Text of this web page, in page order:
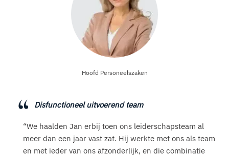
Hoofd Personeelszaken
Disfunctioneel uitvoerend team
“We haalden Jan erbij toen ons leiderschapsteam al
meer dan een jaar vast zat. Hij werkte met ons als team
en met ieder van ons afzonderlijk, en die combinatie